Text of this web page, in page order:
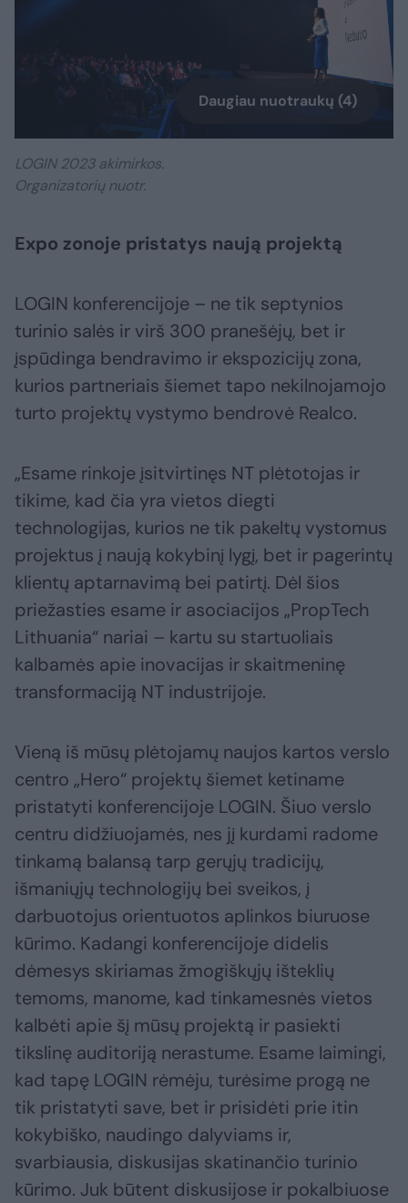
Daugiau nuotraukų (4)
LOGIN 2023 akimirkos.
Organizatorių nuotr.
Expo zonoje pristatys naują projektą
LOGIN konferencijoje – ne tik septynios
turinio salės ir virš 300 pranešėjų, bet ir
įspūdinga bendravimo ir ekspozicijų zona,
kurios partneriais šiemet tapo nekilnojamojo
turto projektų vystymo bendrovė Realco.
„Esame rinkoje įsitvirtinęs NT plėtotojas ir
tikime, kad čia yra vietos diegti
technologijas, kurios ne tik pakeltų vystomus
projektus į naują kokybinį lygį, bet ir pagerintų
klientų aptarnavimą bei patirtį. Dėl šios
priežasties esame ir asociacijos „PropTech
Lithuania“ nariai – kartu su startuoliais
kalbamės apie inovacijas ir skaitmeninę
transformaciją NT industrijoje.
Vieną iš mūsų plėtojamų naujos kartos verslo
centro „Hero“ projektų šiemet ketiname
pristatyti konferencijoje LOGIN. Šiuo verslo
centru didžiuojamės, nes jį kurdami radome
tinkamą balansą tarp gerųjų tradicijų,
išmaniųjų technologijų bei sveikos, į
darbuotojus orientuotos aplinkos biuruose
kūrimo. Kadangi konferencijoje didelis
dėmesys skiriamas žmogiškųjų išteklių
temoms, manome, kad tinkamesnės vietos
kalbėti apie šį mūsų projektą ir pasiekti
tikslinę auditoriją nerastume. Esame laimingi,
kad tapę LOGIN rėmėju, turėsime progą ne
tik pristatyti save, bet ir prisidėti prie itin
kokybiško, naudingo dalyviams ir,
svarbiausia, diskusijas skatinančio turinio
kūrimo. Juk būtent diskusijose ir pokalbiuose